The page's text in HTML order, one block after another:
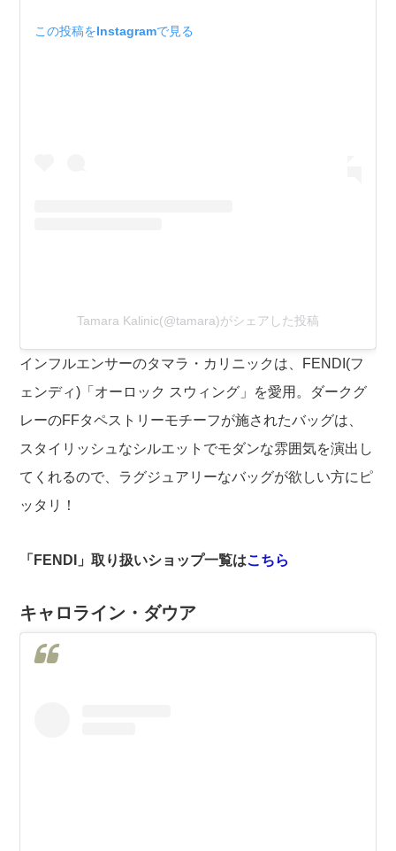
この投稿をInstagramで見る
Tamara Kalinic(@tamara)がシェアした投稿
インフルエンサーのタマラ・カリニックは、FENDI(フ
ェンディ)「オーロック スウィング」を愛用。ダークグ
レーのFFタペストリーモチーフが施されたバッグは、
スタイリッシュなシルエットでモダンな雰囲気を演出し
てくれるので、ラグジュアリーなバッグが欲しい方にピ
ッタリ！
「FENDI」取り扱いショップ一覧はこちら
キャロライン・ダウア